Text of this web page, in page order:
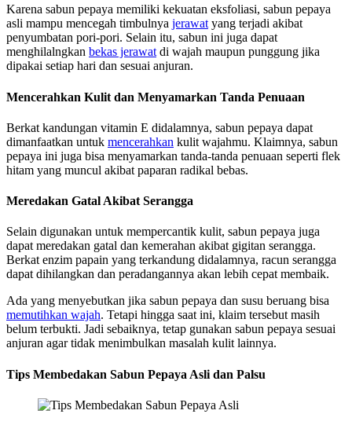
Karena sabun pepaya memiliki kekuatan eksfoliasi, sabun pepaya
asli mampu mencegah timbulnya jerawat yang terjadi akibat
penyumbatan pori-pori. Selain itu, sabun ini juga dapat
menghilalngkan bekas jerawat di wajah maupun punggung jika
dipakai setiap hari dan sesuai anjuran.
Mencerahkan Kulit dan Menyamarkan Tanda Penuaan
Berkat kandungan vitamin E didalamnya, sabun pepaya dapat
dimanfaatkan untuk mencerahkan kulit wajahmu. Klaimnya, sabun
pepaya ini juga bisa menyamarkan tanda-tanda penuaan seperti flek
hitam yang muncul akibat paparan radikal bebas.
Meredakan Gatal Akibat Serangga
Selain digunakan untuk mempercantik kulit, sabun pepaya juga
dapat meredakan gatal dan kemerahan akibat gigitan serangga.
Berkat enzim papain yang terkandung didalamnya, racun serangga
dapat dihilangkan dan peradangannya akan lebih cepat membaik.
Ada yang menyebutkan jika sabun pepaya dan susu beruang bisa
memutihkan wajah. Tetapi hingga saat ini, klaim tersebut masih
belum terbukti. Jadi sebaiknya, tetap gunakan sabun pepaya sesuai
anjuran agar tidak menimbulkan masalah kulit lainnya.
Tips Membedakan Sabun Pepaya Asli dan Palsu